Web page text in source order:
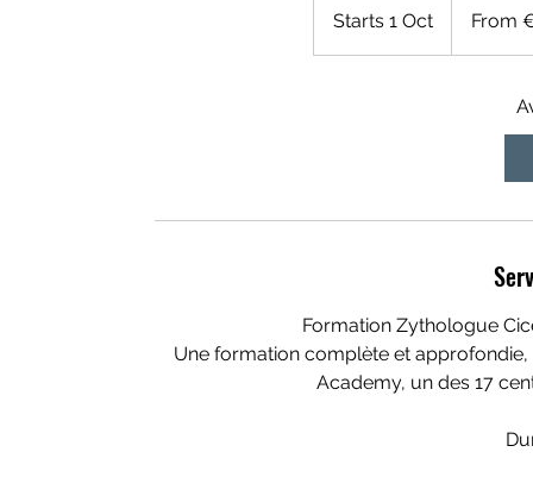
Starts 1 OctS
t
O
eurosFrom
Formation Zythologue
Une formation complète et
Academy, un des 17